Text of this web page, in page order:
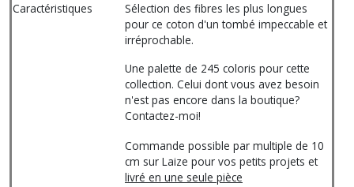
Caractéristiques
Sélection des fibres les plus longues
pour ce coton d'un tombé impeccable et
irréprochable.
Une palette de 245 coloris pour cette
collection. Celui dont vous avez besoin
n'est pas encore dans la boutique?
Contactez-moi!
Commande possible par multiple de 10
cm sur Laize pour vos petits projets et
livré en une seule pièce